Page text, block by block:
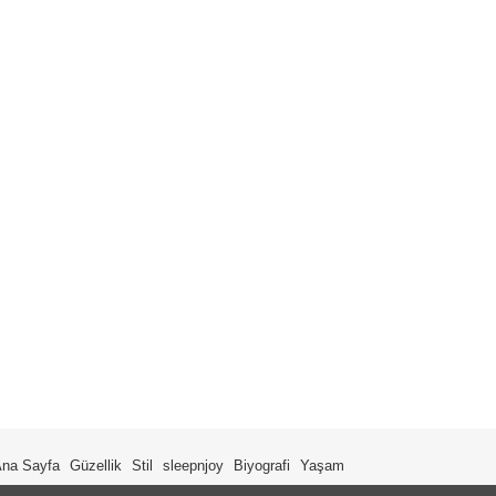
Sayfa Güzellik Stil sleepnjoy Biyografi Yaşam